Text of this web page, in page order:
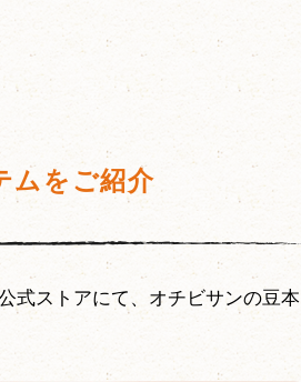
ムをご紹介
式ストアにて、オチビサンの豆本